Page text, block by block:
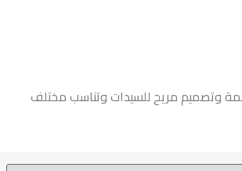
وتصميم مريح للسيدات وتناسب مختلف